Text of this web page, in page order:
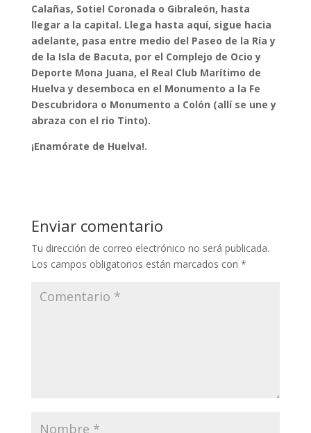
Calañas, Sotiel Coronada o Gibraleón, hasta
llegar a la capital. Llega hasta aquí, sigue hacia
adelante, pasa entre medio del Paseo de la Ría y
de la Isla de Bacuta, por el Complejo de Ocio y
Deporte Mona Juana, el Real Club Marítimo de
Huelva y desemboca en el Monumento a la Fe
Descubridora o Monumento a Colón (allí se une y
abraza con el rio Tinto).
¡Enamórate de Huelva!.
Enviar comentario
Tu dirección de correo electrónico no será publicada.
Los campos obligatorios están marcados con *